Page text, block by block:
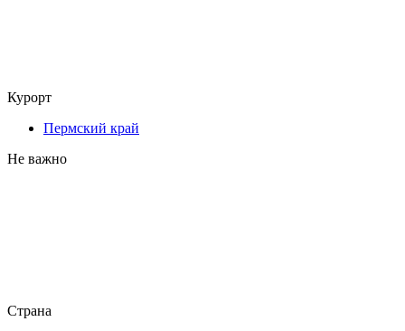
Курорт
Пермский край
Не важно
Страна